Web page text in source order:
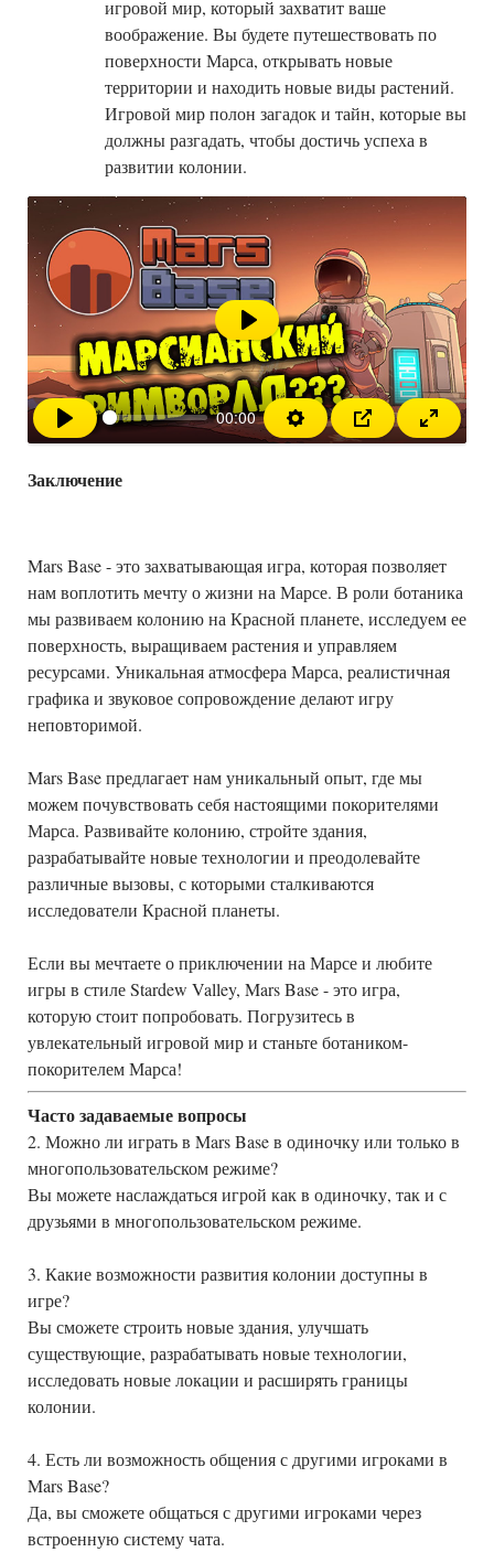
игровой мир, который захватит ваше
воображение. Вы будете путешествовать по
поверхности Марса, открывать новые
территории и находить новые виды растений.
Игровой мир полон загадок и тайн, которые вы
должны разгадать, чтобы достичь успеха в
развитии колонии.
00:00
Воспроизвести
Заключение
Mars Base - это захватывающая игра, которая позволяет
нам воплотить мечту о жизни на Марсе. В роли ботаника
мы развиваем колонию на Красной планете, исследуем ее
поверхность, выращиваем растения и управляем
ресурсами. Уникальная атмосфера Марса, реалистичная
графика и звуковое сопровождение делают игру
неповторимой.
Mars Base предлагает нам уникальный опыт, где мы
можем почувствовать себя настоящими покорителями
Марса. Развивайте колонию, стройте здания,
разрабатывайте новые технологии и преодолевайте
различные вызовы, с которыми сталкиваются
исследователи Красной планеты.
Если вы мечтаете о приключении на Марсе и любите
игры в стиле Stardew Valley, Mars Base - это игра,
которую стоит попробовать. Погрузитесь в
увлекательный игровой мир и станьте ботаником-
покорителем Марса!
Часто задаваемые вопросы
2. Можно ли играть в Mars Base в одиночку или только в
многопользовательском режиме?
Вы можете наслаждаться игрой как в одиночку, так и с
друзьями в многопользовательском режиме.
3. Какие возможности развития колонии доступны в
игре?
Вы сможете строить новые здания, улучшать
существующие, разрабатывать новые технологии,
исследовать новые локации и расширять границы
колонии.
4. Есть ли возможность общения с другими игроками в
Mars Base?
Да, вы сможете общаться с другими игроками через
встроенную систему чата.